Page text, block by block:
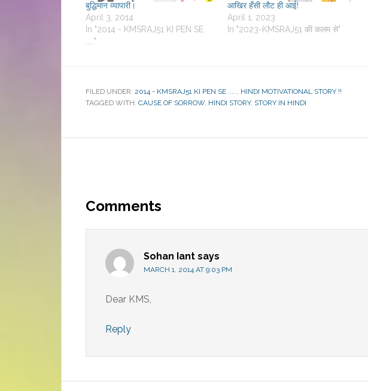
बुद्धिमान व्यापारी।
April 3, 2014
In "2014 - KMSRAJ51 KI PEN SE
....."
आखिर हँसी लौट ही आई!
April 1, 2023
In "2023-KMSRAJ51 की कलम से"
FILED UNDER: 2014 - KMSRAJ51 KI PEN SE ....., HINDI MOTIVATIONAL STORY !!
TAGGED WITH: CAUSE OF SORROW, HINDI STORY, STORY IN HINDI
Interactions
Comments
Sohan Iant says
MARCH 1, 2014 AT 9:03 PM
Dear KMS,
Reply